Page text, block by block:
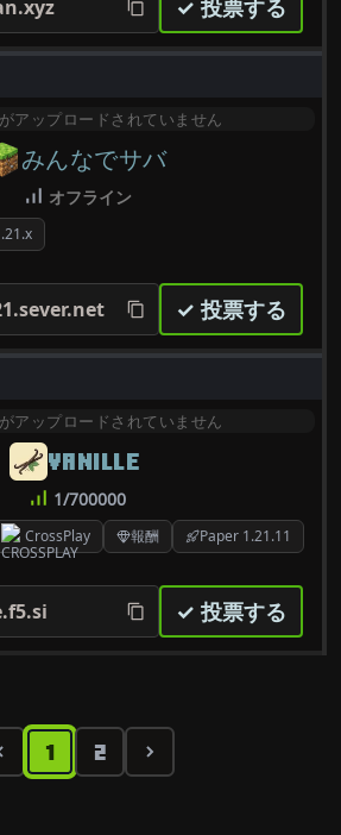
✓ 投票する
アップロードされていません
みんなでサバ
オフライン
✓ 投票する
アップロードされていません
CrossPlay 報酬 Paper 1.21.11
VANILLE
1/700000
✓ 投票する
1 2